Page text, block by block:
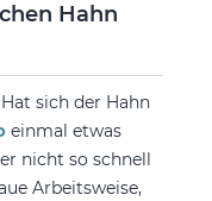
Hahn
Hat sich der Hahn
einmal etwas
nicht so schnell
Arbeitsweise,